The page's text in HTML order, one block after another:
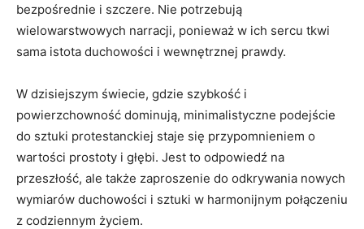
bezpośrednie i szczere. Nie potrzebują
wielowarstwowych narracji, ponieważ w ich sercu tkwi
sama istota duchowości i wewnętrznej prawdy.
W dzisiejszym świecie, gdzie szybkość i
powierzchowność dominują, minimalistyczne podejście
do sztuki protestanckiej staje się przypomnieniem o
wartości prostoty i głębi. Jest to odpowiedź na
przeszłość, ale także zaproszenie do odkrywania nowych
wymiarów duchowości i sztuki w harmonijnym połączeniu
z codziennym życiem.